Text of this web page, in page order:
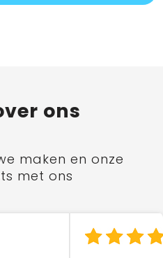
ons
maken en onze
met ons